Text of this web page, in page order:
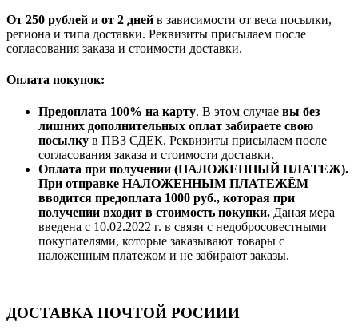
От 250 рублей и от 2 дней в зависимости от веса посылки,
региона и типа доставки. Реквизиты присылаем после
согласования заказа и стоимости доставки.
Оплата покупок:
Предоплата 100% на карту. В этом случае вы без
лишних дополнительных оплат забираете свою
посылку в ПВЗ СДЕК. Реквизиты присылаем после
согласования заказа и стоимости доставки.
Оплата при получении (НАЛОЖЕННЫЙ ПЛАТЕЖ).
При отправке НАЛОЖЕННЫМ ПЛАТЕЖЁМ
вводится предоплата 1000 руб., которая при
получении входит в стоимость покупки. Даная мера
введена с 10.02.2022 г. в связи с недобросовестными
покупателями, которые заказывают товары с
наложенным платежом и не забирают заказы.
ДОСТАВКА ПОЧТОЙ РОСИИИ